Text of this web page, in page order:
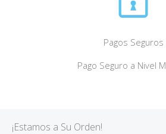
Pagos Seguros
Pago Seguro a Nivel
¡Estamos a Su Orden!